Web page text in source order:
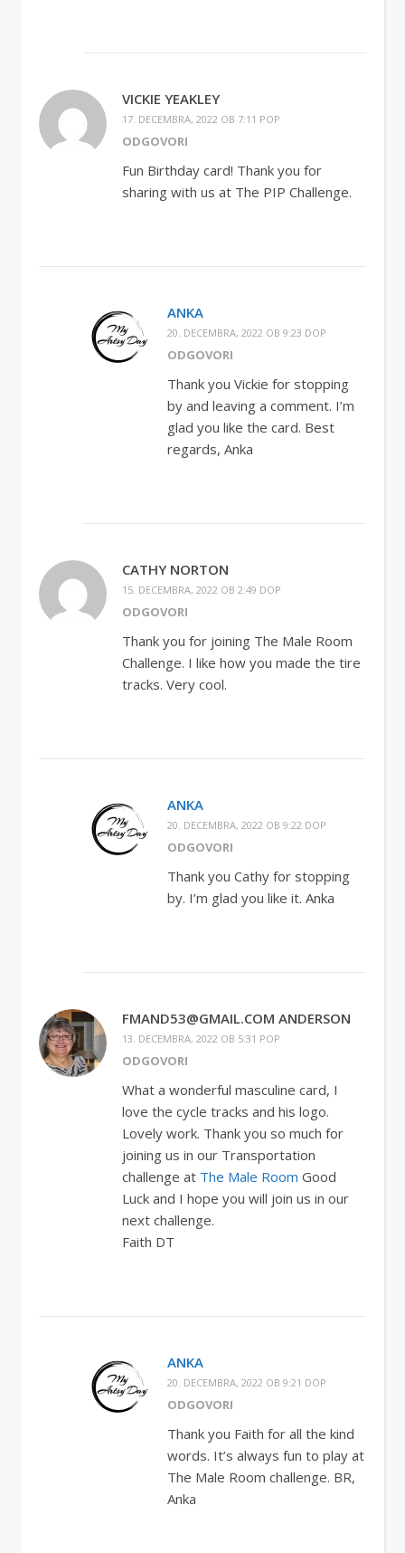
VICKIE YEAKLEY
17. DECEMBRA, 2022 OB 7:11 POP
ODGOVORI
Fun Birthday card! Thank you for
sharing with us at The PIP Challenge.
ANKA
20. DECEMBRA, 2022 OB 9:23 DOP
ODGOVORI
Thank you Vickie for stopping
by and leaving a comment. I’m
glad you like the card. Best
regards, Anka
CATHY NORTON
15. DECEMBRA, 2022 OB 2:49 DOP
ODGOVORI
Thank you for joining The Male Room
Challenge. I like how you made the tire
tracks. Very cool.
ANKA
20. DECEMBRA, 2022 OB 9:22 DOP
ODGOVORI
Thank you Cathy for stopping
by. I’m glad you like it. Anka
FMAND53@GMAIL.COM ANDERSON
13. DECEMBRA, 2022 OB 5:31 POP
ODGOVORI
What a wonderful masculine card, I
love the cycle tracks and his logo.
Lovely work. Thank you so much for
joining us in our Transportation
challenge at The Male Room Good
Luck and I hope you will join us in our
next challenge.
Faith DT
ANKA
20. DECEMBRA, 2022 OB 9:21 DOP
ODGOVORI
Thank you Faith for all the kind
words. It’s always fun to play at
The Male Room challenge. BR,
Anka